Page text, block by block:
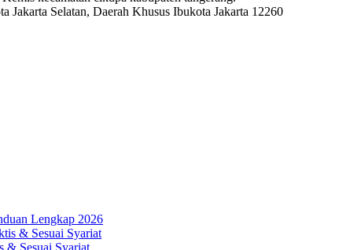
Jakarta Selatan, Daerah Khusus Ibukota Jakarta 12260
Lengkap 2026
& Sesuai Syariat